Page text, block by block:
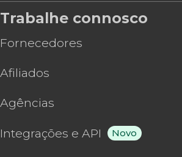
Trabalhe connosco
Fornecedores
Afiliados
Agências
Integrações e API Novo